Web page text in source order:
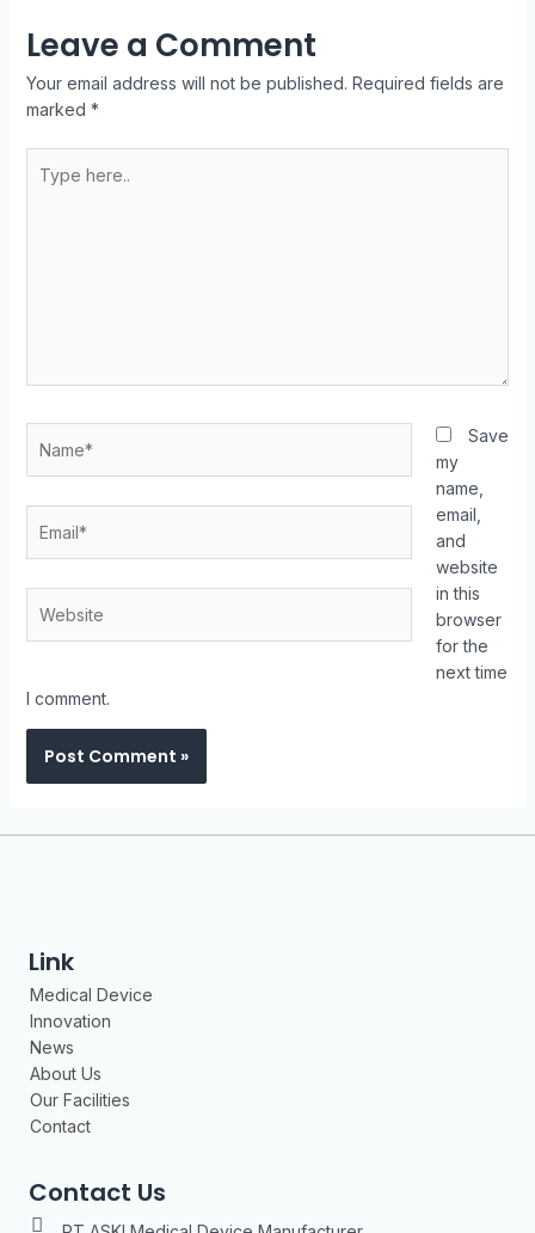
Leave a Comment
Your email address will not be published. Required fields are
marked *
Save
my
name,
email,
and
website
in this
browser
for the
next time
I comment.
Link
Medical Device
Innovation
News
About Us
Our Facilities
Contact
Contact Us